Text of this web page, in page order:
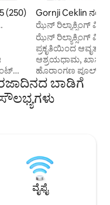
4.95 ಸರಾಸರಿ ರೇಟಿಂಗ್, 250
(250)
Gornji Ceklin ನಲ್ಲಿ
ಝೆನ್ ರಿಲ್ಯಾಕ್ಸಿಂಗ್
ಝೆನ್ ರಿಲ್ಯಾಕ್ಸಿಂಗ್
ಪ್ರಕೃತಿಯಿಂದ
ಆಶ್ರಯಧಾಮ, ಖಾಸಗಿ
ಹೊರಾಂಗಣ ಪೂಲ್
ವೀಕ್ಷಣೆಗಳೊಂದಿಗೆ
ಗುಮ್ಮಟಗಳನ್ನು
ರುಚಿಕರವಾದ
https://
https://
https://
https://
ಬಾಡಿಗೆ
ವೈಫೈ